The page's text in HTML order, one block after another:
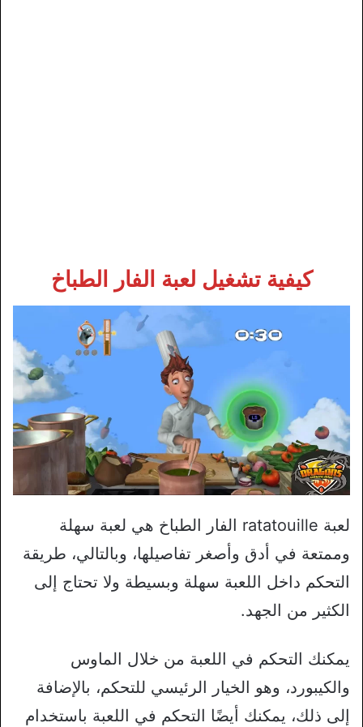
كيفية تشغيل لعبة الفار الطباخ
لعبة ratatouille الفار الطباخ هي لعبة سهلة
وممتعة في أدق وأصغر تفاصيلها، وبالتالي، طريقة
التحكم داخل اللعبة سهلة وبسيطة ولا تحتاج إلى
الكثير من الجهد.
يمكنك التحكم في اللعبة من خلال الماوس
والكيبورد، وهو الخيار الرئيسي للتحكم، بالإضافة
إلى ذلك، يمكنك أيضًا التحكم في اللعبة باستخدام